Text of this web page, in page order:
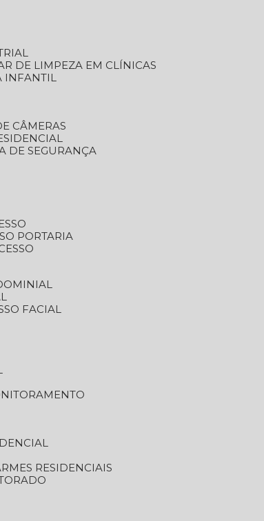
DE LIMPEZA EM CLÍNICAS
INFANTIL
CÂMERAS
DE SEGURANÇA
PORTARIA
FACIAL
RESIDENCIAIS